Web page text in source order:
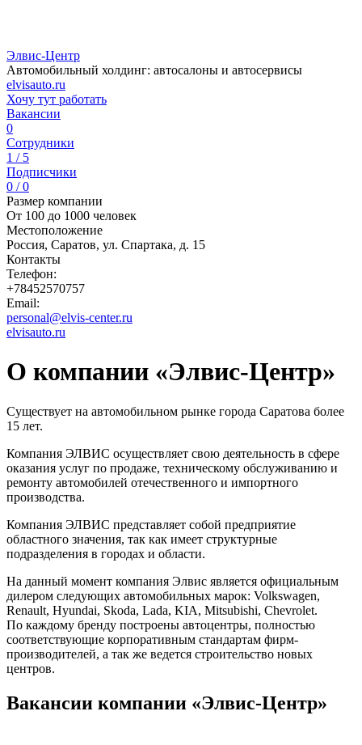
Элвис-Центр
Автомобильный холдинг: автосалоны и автосервисы
elvisauto.ru
Хочу тут работать
Вакансии
0
Сотрудники
1 / 5
Подписчики
0 / 0
Размер компании
От 100 до 1000 человек
Местоположение
Россия, Саратов, ул. Спартака, д. 15
Контакты
Телефон:
+78452570757
Email:
personal@elvis-center.ru
elvisauto.ru
О компании «Элвис-Центр»
Существует на автомобильном рынке города Саратова более
15 лет.
Компания ЭЛВИС осуществляет свою деятельность в сфере
оказания услуг по продаже, техническому обслуживанию и
ремонту автомобилей отечественного и импортного
производства.
Компания ЭЛВИС представляет собой предприятие
областного значения, так как имеет структурные
подразделения в городах и области.
На данный момент компания Элвис является официальным
дилером следующих автомобильных марок: Volkswagen,
Renault, Hyundai, Skoda, Lada, KIA, Mitsubishi, Chevrolet.
По каждому бренду построены автоцентры, полностью
соответствующие корпоративным стандартам фирм-
производителей, а так же ведется строительство новых
центров.
Вакансии компании «Элвис-Центр»